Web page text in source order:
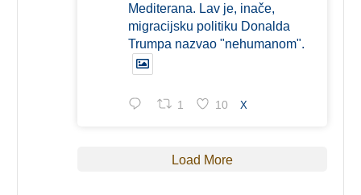
Mediterana. Lav je, inače,
migracijsku politiku Donalda
Trumpa nazvao "nehumanom".
1 10 X
Load More